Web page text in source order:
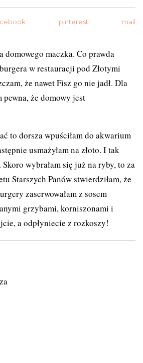
pinterest mail
domowego maczka. Co prawda
w restauracji pod Złotymi
że nawet Fisz go nie jadł. Dla
że domowy jest
to dorsza wpuściłam do akwarium
usmażyłam na złoto. I tak
Skoro wybrałam się już na ryby, to za
Starszych Panów stwierdziłam, że
zaserwowałam z sosem
grzybami, korniszonami i
a odpłyniecie z rozkoszy!